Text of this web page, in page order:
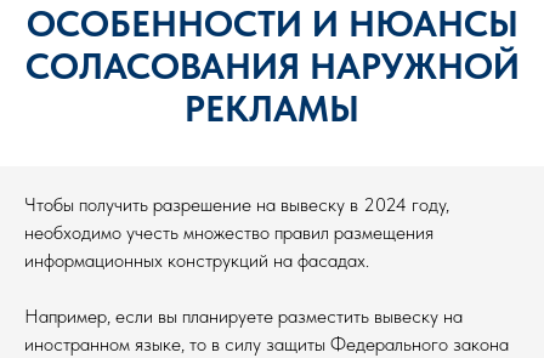
ОСОБЕННОСТИ И НЮАНСЫ
СОЛАСОВАНИЯ НАРУЖНОЙ
РЕКЛАМЫ
Чтобы получить разрешение на вывеску в 2024 году,
необходимо учесть множество правил размещения
информационных конструкций на фасадах.
Например, если вы планируете разместить вывеску на
иностранном языке, то в силу защиты Федерального закона